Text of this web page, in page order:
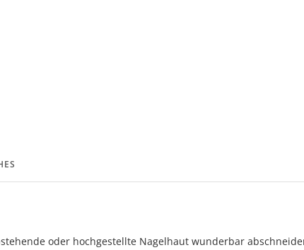
oder hochgestellte Nagelhaut wunderbar